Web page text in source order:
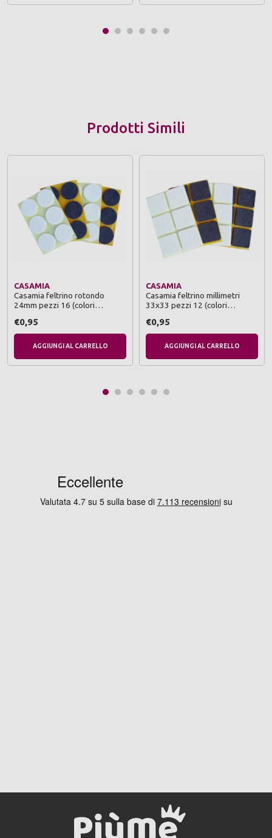
Prodotti Simili
CASAMIA
Casamia feltrino rotondo
24mm pezzi 16 (colori
€0,95
AGGIUNGI AL CARRELLO
CASAMIA
Casamia feltrino millimetri
33x33 pezzi 12 (colori
€0,95
AGGIUNGI AL CARRELLO